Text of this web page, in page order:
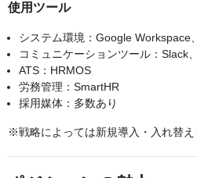
使用ツール
システム環境：Google Workspace
コミュニケーションツール：Slack
ATS：HRMOS
労務管理：SmartHR
採用媒体：多数あり
※戦略によっては新規導入・入れ替